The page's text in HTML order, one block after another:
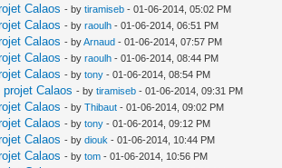
Calaos - bytiramiseb - 01-06-2014, 05:02 PM
Calaos - byraoulh - 01-06-2014, 06:51 PM
Calaos - byArnaud - 01-06-2014, 07:57 PM
Calaos - byraoulh - 01-06-2014, 08:44 PM
Calaos - bytony - 01-06-2014, 08:54 PM
Calaos - bytiramiseb - 01-06-2014, 09:31 PM
Calaos - byThibaut - 01-06-2014, 09:02 PM
Calaos - bytony - 01-06-2014, 09:12 PM
Calaos - bydiouk - 01-06-2014, 10:44 PM
Calaos - bytom - 01-06-2014, 10:56 PM